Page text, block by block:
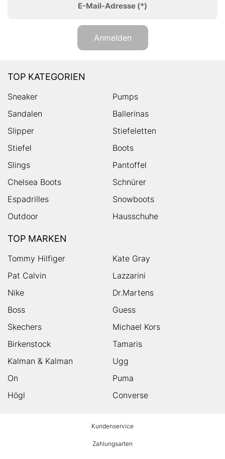
E-Mail-Adresse (*)
Anmelden
TOP KATEGORIEN
Sneaker
Pumps
Sandalen
Ballerinas
Slipper
Stiefeletten
Stiefel
Boots
Slings
Pantoffel
Chelsea Boots
Schnürer
Espadrilles
Snowboots
Outdoor
Hausschuhe
TOP MARKEN
Tommy Hilfiger
Kate Gray
Pat Calvin
Lazzarini
Nike
Dr.Martens
Boss
Guess
Skechers
Michael Kors
Birkenstock
Tamaris
Kalman & Kalman
Ugg
On
Puma
Högl
Converse
Kundenservice
Zahlungsarten